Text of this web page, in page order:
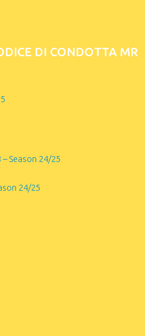
DI CONDOTTA MR
Season 24/25
24/25